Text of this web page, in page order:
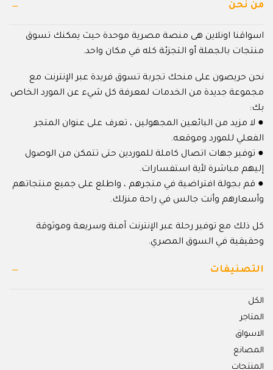
من نحن
اسواقنا اونلاين هى منصة مصرية موحدة حيث يمكنك تسوق
منتجات بالجملة أو التجزئة كله في مكان واحد.
نحن حريصون على منحك تجربة تسوق فريدة عبر الإنترنت مع
مجموعة جديدة من الخدمات لمعرفة كل شيء عن المورد الخاص
بك:
● لا مزيد من البائعين المجهولين ، تعرف على عنوان المتجر
الفعلي للمورد وموقعه.
● توفير جهات اتصال كاملة للموردين حتى تتمكن من الوصول
إليهم مباشرة لأية استفسارات.
● قم بجولة افتراضية في متجرهم ، واطلع على جميع منتجاتهم
وأسعارهم وأنت جالس في راحة منزلك.
كل ذلك مع توفير رحلة عبر الإنترنت آمنة وسريعة وموثوقة
وحقيقية في السوق المصري.
التصنيفات
الكل
المتاجر
الاسواق
المصانع
المنتجات